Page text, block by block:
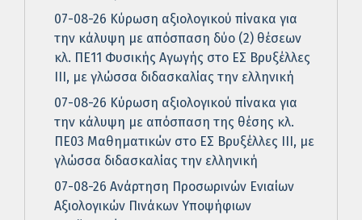
07-08-26 Κύρωση αξιολογικού πίνακα για
την κάλυψη με απόσπαση δύο (2) θέσεων
κλ. ΠΕ11 Φυσικής Αγωγής στο ΕΣ Βρυξέλλες
ΙΙΙ, με γλώσσα διδασκαλίας την ελληνική
07-08-26 Κύρωση αξιολογικού πίνακα για
την κάλυψη με απόσπαση της θέσης κλ.
ΠΕ03 Μαθηματικών στο ΕΣ Βρυξέλλες ΙΙΙ, με
γλώσσα διδασκαλίας την ελληνική
07-08-26 Ανάρτηση Προσωρινών Ενιαίων
Αξιολογικών Πινάκων Υποψήφιων